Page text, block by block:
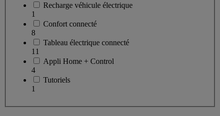
Recharge véhicule électrique
1
Confort connecté
8
Tableau électrique connecté
11
Appli Home + Control
4
Tutoriels
1